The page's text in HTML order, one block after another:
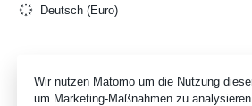
Deutsch (Euro)
Wir nutzen Matomo um die Nutzung
um Marketing-Maßnahmen zu